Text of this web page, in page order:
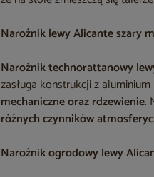
Narożnik lewy Alicante szary
Narożnik technorattanowy
zasługa konstrukcji z
mechaniczne oraz rdzewienie.
różnych czynników
Narożnik ogrodowy lewy